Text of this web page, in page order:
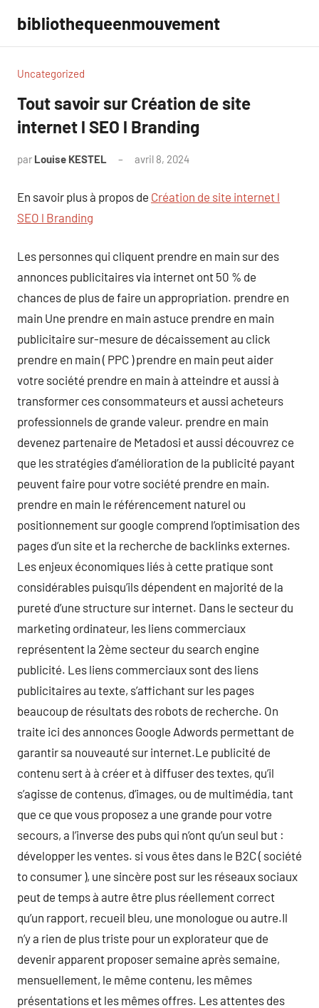
contenu
bibliothequeenmouvement
Uncategorized
Tout savoir sur Création de site
internet l SEO l Branding
par Louise KESTEL avril 8, 2024
En savoir plus à propos de Création de site internet l
SEO l Branding
Les personnes qui cliquent prendre en main sur des
annonces publicitaires via internet ont 50 % de
chances de plus de faire un appropriation. prendre en
main Une prendre en main astuce prendre en main
publicitaire sur-mesure de décaissement au click
prendre en main ( PPC ) prendre en main peut aider
votre société prendre en main à atteindre et aussi à
transformer ces consommateurs et aussi acheteurs
professionnels de grande valeur. prendre en main
devenez partenaire de Metadosi et aussi découvrez ce
que les stratégies d’amélioration de la publicité payant
peuvent faire pour votre société prendre en main.
prendre en main le référencement naturel ou
positionnement sur google comprend l’optimisation des
pages d’un site et la recherche de backlinks externes.
Les enjeux économiques liés à cette pratique sont
considérables puisqu’ils dépendent en majorité de la
pureté d’une structure sur internet. Dans le secteur du
marketing ordinateur, les liens commerciaux
représentent la 2ème secteur du search engine
publicité. Les liens commerciaux sont des liens
publicitaires au texte, s’affichant sur les pages
beaucoup de résultats des robots de recherche. On
traite ici des annonces Google Adwords permettant de
garantir sa nouveauté sur internet.Le publicité de
contenu sert à à créer et à diffuser des textes, qu’il
s’agisse de contenus, d’images, ou de multimédia, tant
que ce que vous proposez a une grande pour votre
secours, a l’inverse des pubs qui n’ont qu’un seul but :
développer les ventes. si vous êtes dans le B2C ( société
to consumer ), une sincère post sur les réseaux sociaux
peut de temps à autre être plus réellement correct
qu’un rapport, recueil bleu, une monologue ou autre.Il
n’y a rien de plus triste pour un explorateur que de
devenir apparent proposer semaine après semaine,
mensuellement, le même contenu, les mêmes
présentations et les mêmes offres. Les attentes des